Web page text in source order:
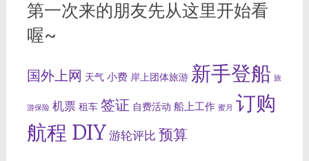
第一次来的朋友先从这里开始看
喔~
国外上网 天气 小费 岸上团体旅游 新手登船 旅
游保险 机票 租车 签证 自费活动 船上工作 蜜月 订购
航程 DIY游轮评比 预算